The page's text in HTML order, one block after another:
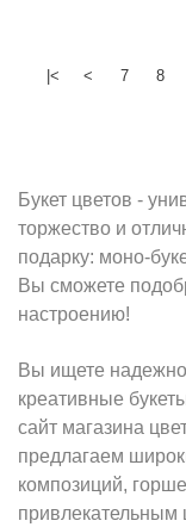
|< < 7 8
Букет цветов -
торжество и
подарку: моно-
Вы сможете
настроению!
Вы ищете
креативные
сайт магазина
предлагаем
композиций,
привлекательным